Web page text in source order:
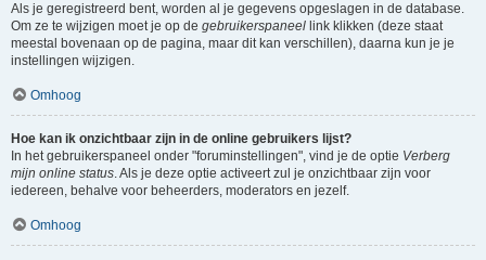
Als je geregistreerd bent, worden al je gegevens opgeslagen in de database.
Om ze te wijzigen moet je op de gebruikerspaneel link klikken (deze staat
meestal bovenaan op de pagina, maar dit kan verschillen), daarna kun je je
instellingen wijzigen.
Omhoog
Hoe kan ik onzichtbaar zijn in de online gebruikers lijst?
In het gebruikerspaneel onder "foruminstellingen", vind je de optie Verberg
mijn online status. Als je deze optie activeert zul je onzichtbaar zijn voor
iedereen, behalve voor beheerders, moderators en jezelf.
Omhoog